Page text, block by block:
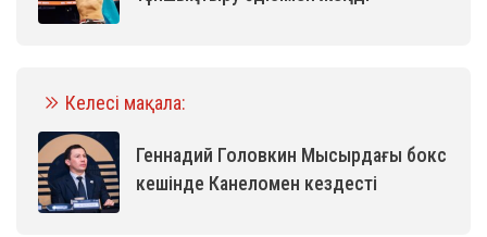
Келесі мақала:
Геннадий Головкин Мысырдағы бокс
кешінде Канеломен кездесті